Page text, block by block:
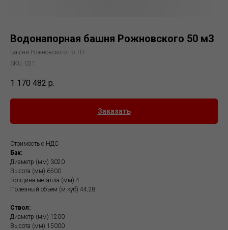
Водонапорная башня Рожновского 50 м3
Башня Рожновского по ТП
SKU: 021
1 170 482 р.
Заказать
Стоимость с НДС
Бак:
Диаметр (мм) 3020
Высота (мм) 6500
Толщина металла (мм) 4
Полезный объем (м.куб) 44,28
Ствол:
Диаметр (мм) 1200
Высота (мм) 15000